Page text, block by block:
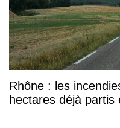
Rhône : les
hectares déjà